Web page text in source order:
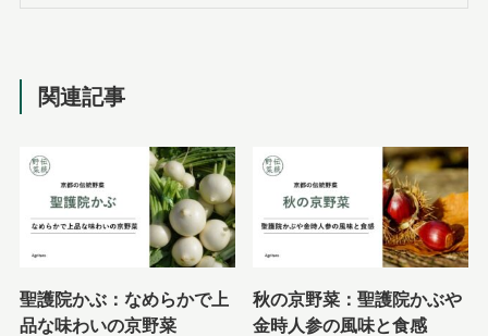
関連記事
聖護院かぶ：なめらかで上
品な味わいの京野菜
秋の京野菜：聖護院かぶや
金時人参の風味と食感